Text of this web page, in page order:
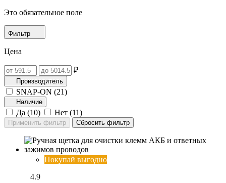
Это обязательное поле
Фильтр
Цена
₽
Производитель
SNAP-ON (21)
Наличие
Да (10) Нет (11)
Покупай выгодно
4.9